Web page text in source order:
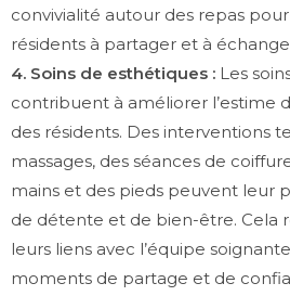
convivialité autour des repas
résidents à partager et à
4. Soins de esthétiques : Les
contribuent à améliorer l’estime
des résidents. Des interventions
massages, des séances de
mains et des pieds peuvent leur
de détente et de bien-être. Cela
leurs liens avec l’équipe
moments de partage et de